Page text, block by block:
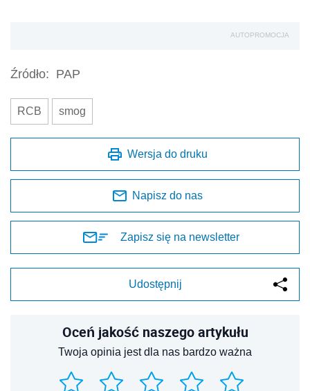
AUTOPROMOCJA
Źródło: PAP
RCB smog
Wersja do druku
Napisz do nas
Zapisz się na newsletter
Udostępnij
Oceń jakość naszego artykułu
Twoja opinia jest dla nas bardzo ważna